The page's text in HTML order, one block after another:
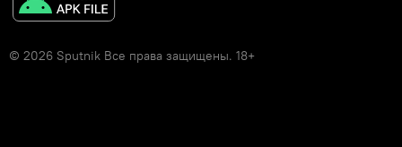
© 2026 Sputnik Все права защищены. 18+